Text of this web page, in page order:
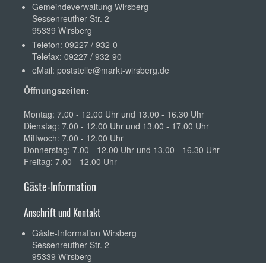
Gemeindeverwaltung Wirsberg
Sessenreuther Str. 2
95339 Wirsberg
Telefon: 09227 / 932-0
Telefax: 09227 / 932-90
eMail: poststelle@markt-wirsberg.de
Öffnungszeiten:
Montag: 7.00 - 12.00 Uhr und 13.00 - 16.30 Uhr
Dienstag: 7.00 - 12.00 Uhr und 13.00 - 17.00 Uhr
Mittwoch: 7.00 - 12.00 Uhr
Donnerstag: 7.00 - 12.00 Uhr und 13.00 - 16.30 Uhr
Freitag: 7.00 - 12.00 Uhr
Gäste-Information
Anschrift und Kontakt
Gäste-Information Wirsberg
Sessenreuther Str. 2
95339 Wirsberg